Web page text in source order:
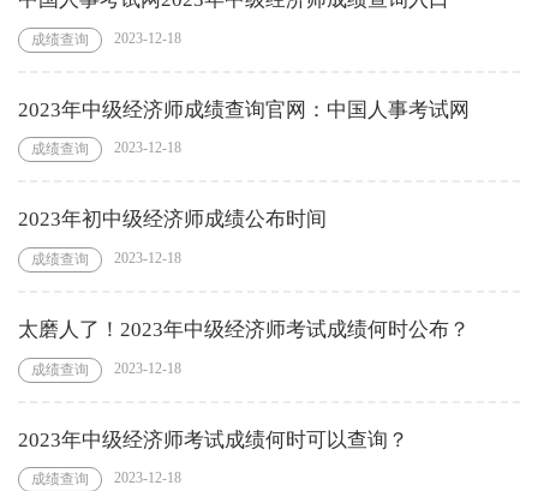
成绩查询 2023-12-18
2023年中级经济师成绩查询官网：中国人事考试网
成绩查询 2023-12-18
2023年初中级经济师成绩公布时间
成绩查询 2023-12-18
太磨人了！2023年中级经济师考试成绩何时公布？
成绩查询 2023-12-18
2023年中级经济师考试成绩何时可以查询？
成绩查询 2023-12-18